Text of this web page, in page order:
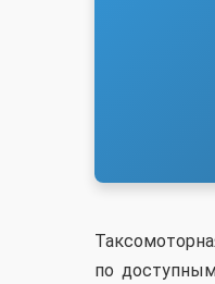
по